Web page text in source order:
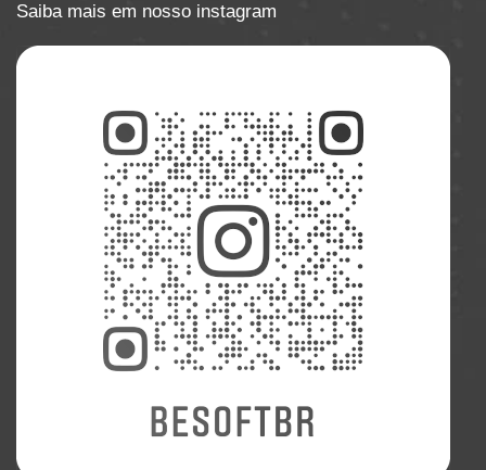
Saiba mais em nosso instagram